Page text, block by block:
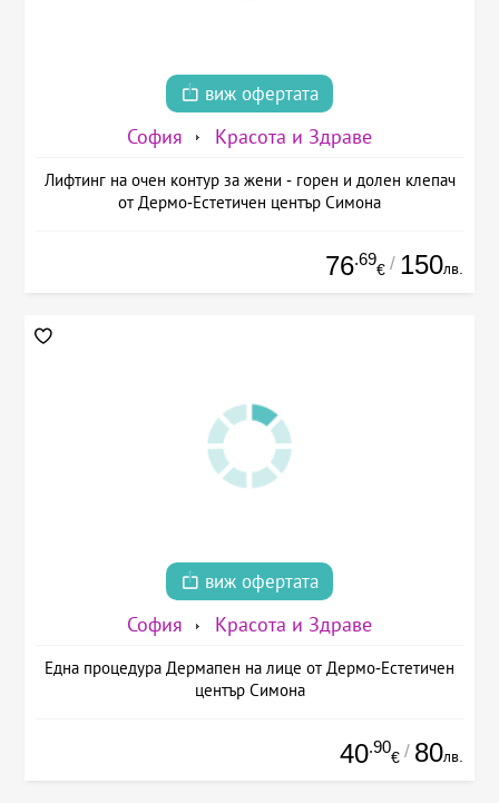
виж офертата
София Красота и Здраве
Лифтинг на очен контур за жени - горен и долен клепач
от Дермо-Естетичен център Симона
76.69
€ / 150лв.
виж офертата
София Красота и Здраве
Една процедура Дермапен на лице от Дермо-Естетичен
център Симона
40.90
€ / 80лв.